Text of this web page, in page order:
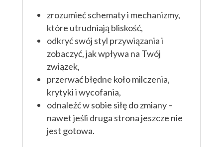
zrozumieć schematy i mechanizmy,
które utrudniają bliskość,
odkryć swój styl przywiązania i
zobaczyć, jak wpływa na Twój
związek,
przerwać błędne koło milczenia,
krytyki i wycofania,
odnaleźć w sobie siłę do zmiany –
nawet jeśli druga strona jeszcze nie
jest gotowa.